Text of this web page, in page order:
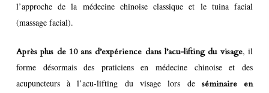
l’approche de la médecine chinoise classique et le tuina facial
(massage facial).
Après plus de 10 ans d’expérience dans l’acu-lifting du visage, il
forme désormais des praticiens en médecine chinoise et des
acupuncteurs à l’acu-lifting du visage lors de séminaire en